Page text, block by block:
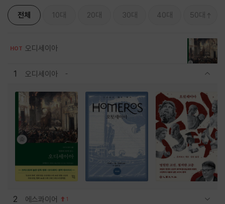
전체 10대 20대 30대 40대 50대
HOT 오디세이아
1 오디세이아
2 에스콰이어 1